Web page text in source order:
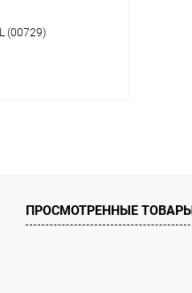
(00729)
Под заказ
ПРОСМОТРЕННЫЕ ТОВАРЫ